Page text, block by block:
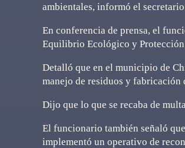
ambientales, informó el
En conferencia de prensa, el
Equilibrio Ecológico y
Detalló que en el municipio de
manejo de residuos y fabricación
Dijo que lo que se recaba de
El funcionario también señaló
implementó un operativo de